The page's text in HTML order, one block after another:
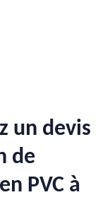
un devis
de
PVC à